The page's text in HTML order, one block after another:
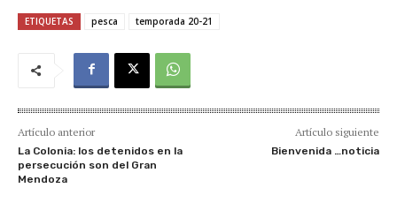
ETIQUETAS pesca temporada 20-21
Artículo anterior
La Colonia: los detenidos en la
persecución son del Gran
Mendoza
Artículo siguiente
Bienvenida …noticia